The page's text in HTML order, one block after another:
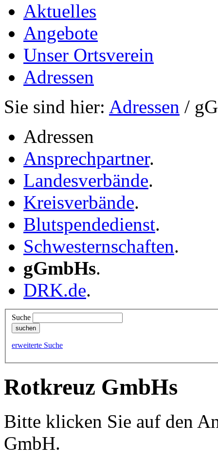
Aktuelles
Angebote
Unser Ortsverein
Adressen
Sie sind hier: Adressen /
Adressen
Ansprechpartner.
Landesverbände.
Kreisverbände.
Blutspendedienst.
Schwesternschaften.
gGmbHs.
DRK.de.
Suche
erweiterte Suche
Rotkreuz GmbHs
Bitte klicken Sie auf den
GmbH.